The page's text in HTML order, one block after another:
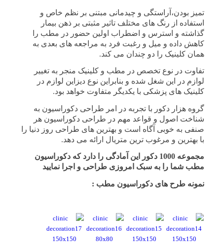
تمیز بودن،آراستگی و چیدمانی مبتنی بر نظم خاص و
استفاده از رنگ های مختلف تاثیر مثبتی بر ذهن بیمار
گذاشته و استرس و اضطراب اولین حضور در مطب را
کاهش داده و میل و رغبت فرد به مراجعه های بعدی به
همان کلینیک را دو چندان می کند.
تفاوت در نوع تخصص در مطب و کلینیک منجر به تغییر
لوازم در این شغل شده و بنابراین نوع دیزاین لوازم در
کلینیک های پزشکی با یکدیگر متفاوت خواهد بود.
گروه هزار دکور با تجربه در امر طراحی دکوراسیون به
شناخت اصول و قواعد مهم در طراحی دکوراسیون هر
صنفی به خوبی آگاه است و بهترین های طراحی روز دنیا را
با بهترین و مرغوب ترین متریال ارائه می دهد.
مجموعه 1000 دکور این آمادگی را دارد که دکوراسیون
مطب شما را به سبک امروزی طراحی و اجرا نمایید
نمونه طرح های دکوراسیون مطب :